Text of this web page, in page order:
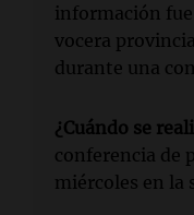
información
vocera
durante una
¿Cuándo se
conferencia de
miércoles en la